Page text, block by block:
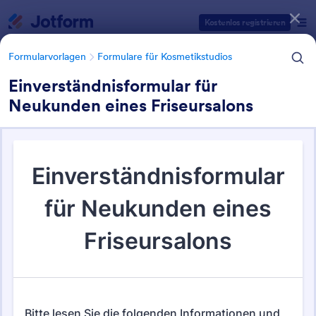
Kostenlos registrieren
Formularvorlagen Formulare für Kosmetikstudios
Einverständnisformular für
Neukunden eines Friseursalons
Spa Formulare
44 Vorlagen
Formularvorlagen Kategorien